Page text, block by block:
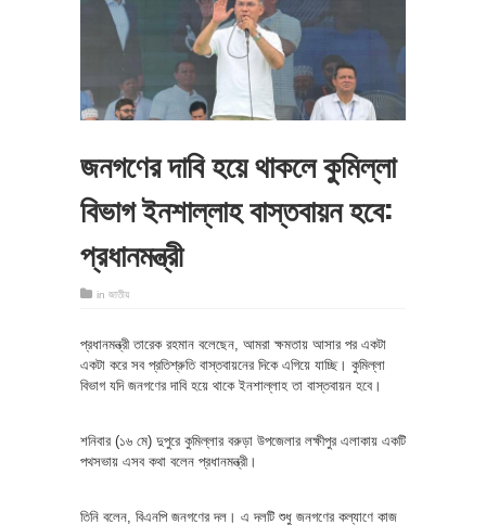
জনগণের দাবি হয়ে থাকলে কুমিল্লা
বিভাগ ইনশাল্লাহ বাস্তবায়ন হবে:
প্রধানমন্ত্রী
in জাতীয়
প্রধানমন্ত্রী তারেক রহমান বলেছেন, আমরা ক্ষমতায় আসার পর একটা
একটা করে সব প্রতিশ্রুতি বাস্তবায়নের দিকে এগিয়ে যাচ্ছি। কুমিল্লা
বিভাগ যদি জনগণের দাবি হয়ে থাকে ইনশাল্লাহ তা বাস্তবায়ন হবে।
শনিবার (১৬ মে) দুপুরে কুমিল্লার বরুড়া উপজেলার লক্ষীপুর এলাকায় একটি
পথসভায় এসব কথা বলেন প্রধানমন্ত্রী।
তিনি বলেন, বিএনপি জনগণের দল। এ দলটি শুধু জনগণের কল্যাণে কাজ